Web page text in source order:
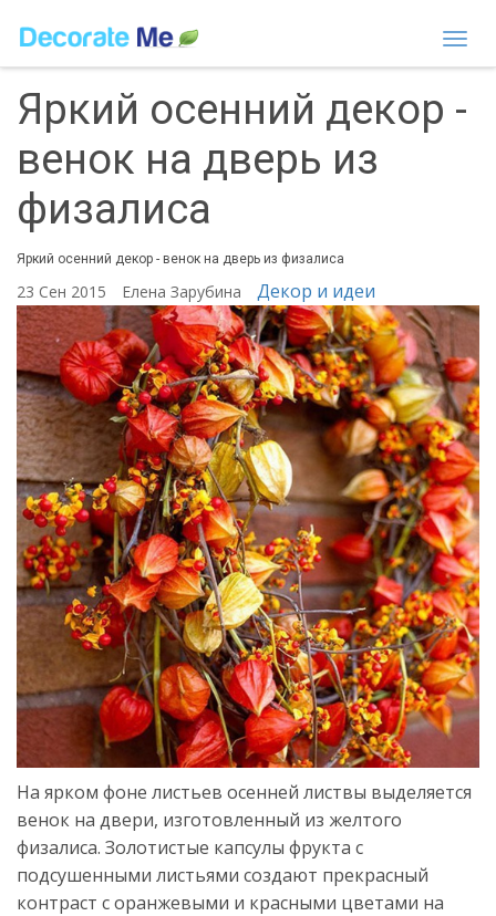
Яркий осенний декор -
венок на дверь из
физалиса
Яркий осенний декор - венок на дверь из физалиса
23 Сен 2015 Елена Зарубина Декор и идеи
На ярком фоне листьев осенней листвы выделяется
венок на двери, изготовленный из желтого
физалиса. Золотистые капсулы фрукта с
подсушенными листьями создают прекрасный
контраст с оранжевыми и красными цветами на